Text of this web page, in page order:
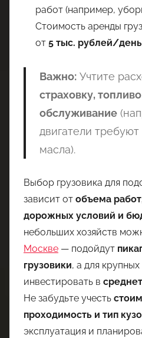
работ (например,
Стоимость аренды
от 5 тыс. рублей/день
Важно:Учтите
страховку,
обслуживание
двигатели
масла).
Выбор грузовика для
зависит от объема
дорожных условий и
небольших хозяйств
Москве — подойдут
грузовики, а для
инвестировать в
Не забудьте учесть
проходимость и тип
эксплуатация и